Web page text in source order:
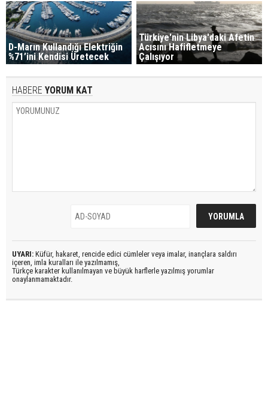
D-Marın Kullandığı Elektriğin
%71’ini Kendisi Üretecek
Türkiye'nin Libya'daki Afetin
Acısını Hafifletmeye
Çalışıyor
HABERE YORUM KAT
UYARI: Küfür, hakaret, rencide edici cümleler veya imalar, inançlara saldırı
içeren, imla kuralları ile yazılmamış,
Türkçe karakter kullanılmayan ve büyük harflerle yazılmış yorumlar
onaylanmamaktadır.